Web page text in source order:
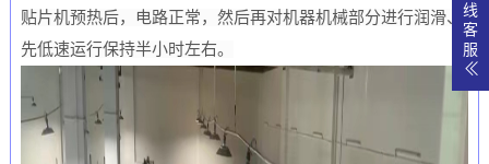
贴片机预热后，电路正常，然后再对机器机械部分进行润滑、
先低速运行保持半小时左右。
线
客
服